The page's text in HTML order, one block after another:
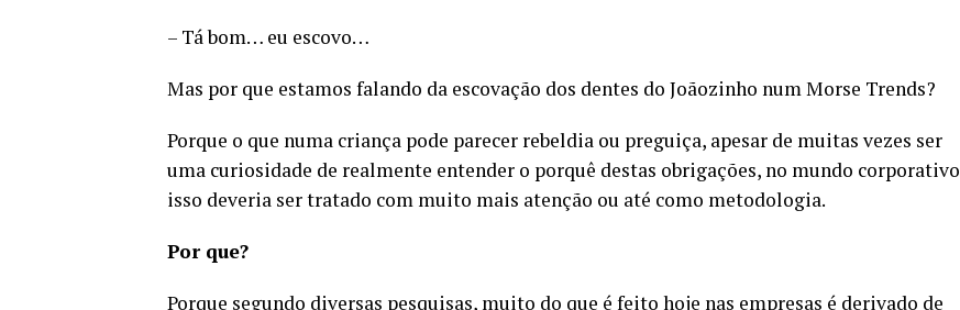
– Tá bom… eu escovo…
Mas por que estamos falando da escovação dos dentes do Joãozinho num Morse Trends?
Porque o que numa criança pode parecer rebeldia ou preguiça, apesar de muitas vezes ser
uma curiosidade de realmente entender o porquê destas obrigações, no mundo corporativo
isso deveria ser tratado com muito mais atenção ou até como metodologia.
Por que?
Porque segundo diversas pesquisas, muito do que é feito hoje nas empresas é derivado de